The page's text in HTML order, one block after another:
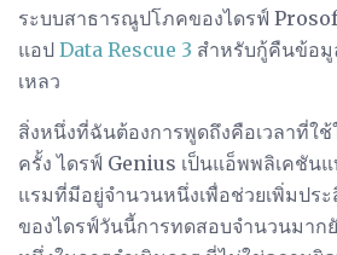
ระบบสาธารณูปโภคของไดรฟ์
แอป Data Rescue 3 สำหรับกู้คืนข้อมู
เหลว
สิ่งหนึ่งที่ฉันต้องการพูดถึงคือเวลาที่ใ
ครั้ง ไดรฟ์ Genius เป็นแอ็พพลิเคชัน
แรมที่มีอยู่จำนวนหนึ่งเพื่อช่วยเพิ่มปร
ของไดรฟ์วันนี้การทดสอบจำนวนมากยั